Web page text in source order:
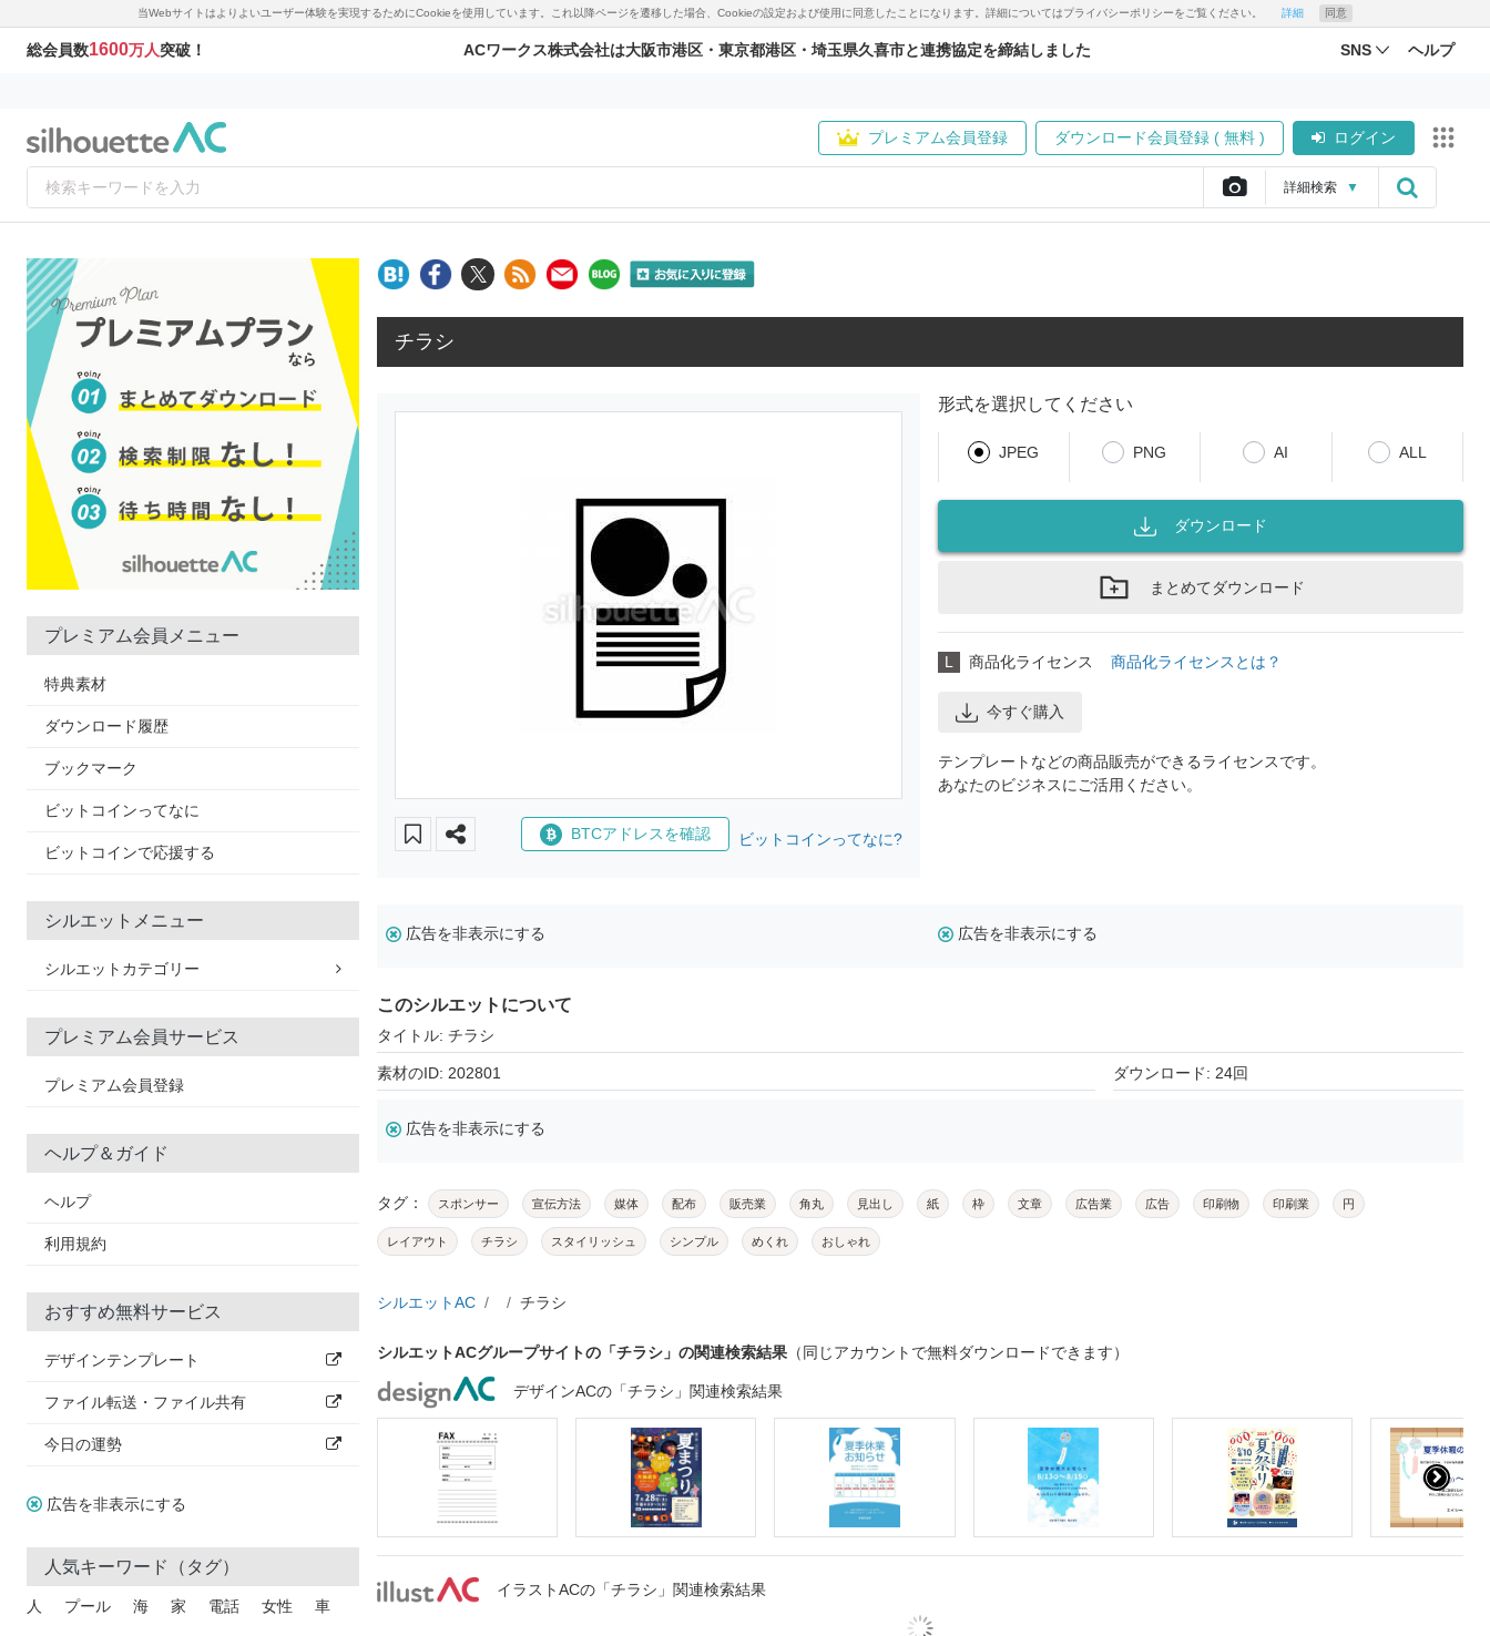
当Webサイトはよりよいユーザー体験を実現するためにCookieを使用しています。これ以降ページを遷移した場合、Cookieの設定および使用に同意したことになります。詳細についてはプライバシーポリシーをご覧ください。 詳細 同意
総会員数1600万人突破！ ACワークス株式会社は大阪市港区・東京都港区・埼玉県久喜市と連携協定を締結しました SNS ヘルプ
プレミアム会員登録 ダウンロード会員登録 ( 無料 ) ログイン
詳細検索 ▼
プレミアム会員メニュー
特典素材
ダウンロード履歴
ブックマーク
ビットコインってなに
ビットコインで応援する
シルエットメニュー
シルエットカテゴリー
プレミアム会員サービス
プレミアム会員登録
ヘルプ＆ガイド
ヘルプ
利用規約
おすすめ無料サービス
デザインテンプレート
ファイル転送・ファイル共有
今日の運勢
広告を非表示にする
人気キーワード（タグ）
人 プール 海 家 電話 女性 車
チラシ
BTCアドレスを確認 ビットコインってなに?
形式を選択してください
JPEG PNG AI ALL
ダウンロード
まとめてダウンロード
L 商品化ライセンス 商品化ライセンスとは？
今すぐ購入
テンプレートなどの商品販売ができるライセンスです。
あなたのビジネスにご活用ください。
広告を非表示にする 広告を非表示にする
このシルエットについて
タイトル: チラシ
素材のID: 202801 ダウンロード: 24回
広告を非表示にする
タグ： スポンサー 宣伝方法 媒体 配布 販売業 角丸 見出し 紙 枠 文章 広告業 広告 印刷物 印刷業 円
レイアウト チラシ スタイリッシュ シンプル めくれ おしゃれ
シルエットAC チラシ
シルエットACグループサイトの「チラシ」の関連検索結果 （同じアカウントで無料ダウンロードできます）
デザインACの「チラシ」関連検索結果
イラストACの「チラシ」関連検索結果